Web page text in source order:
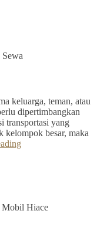
keluarga, teman, atau
dipertimbangkan
transportasi yang
kelompok besar, maka
Mobil Hiace